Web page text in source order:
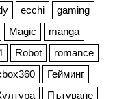
ecchi
gaming
Magic
manga
Robot
romance
Гейминг
Пътуване